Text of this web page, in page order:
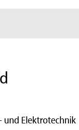
und Elektrotechnik